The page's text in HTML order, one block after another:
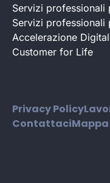
Servizi
Servizi professionali
Accelerazione
Customer for Life
Privacy Policy
ContattaciMappa